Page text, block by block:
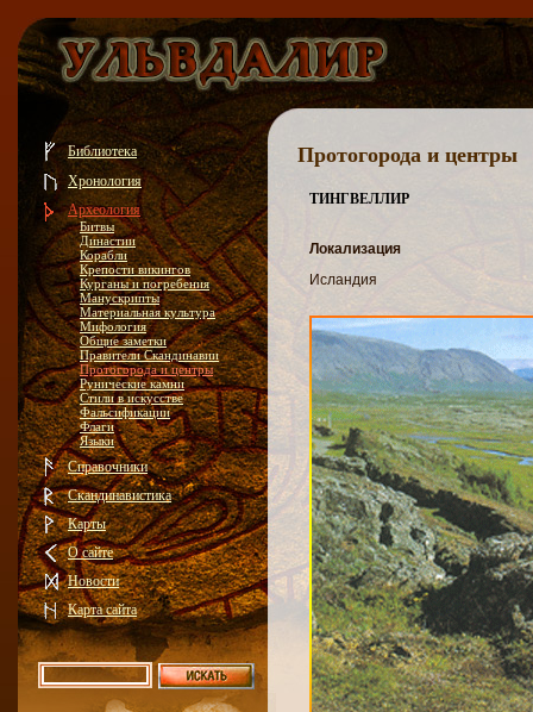
Библиотека
Хронология
Археология
Битвы
Династии
Корабли
Крепости викингов
Курганы и погребения
Манускрипты
Материальная культура
Мифология
Общие заметки
Правители Скандинавии
Протогорода и центры
Рунические камни
Стили в искусстве
Фальсификации
Флаги
Языки
Справочники
Скандинавистика
Карты
О сайте
Новости
Карта сайта
Протогорода и центры
ТИНГВЕЛЛИР
Локализация
Исландия